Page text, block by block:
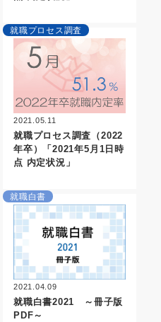
就職プロセス調査
2021.05.11
就職プロセス調査（2022
年卒）「2021年5月1日時
点 内定状況」
就職白書
2021.04.09
就職白書2021 ～冊子版
PDF～